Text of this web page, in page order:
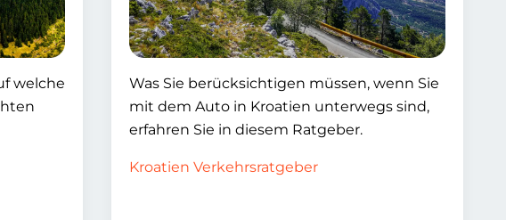
welche
Was Sie berücksichtigen müssen, wenn Sie
mit dem Auto in Kroatien unterwegs sind,
erfahren Sie in diesem Ratgeber.
Kroatien Verkehrsratgeber